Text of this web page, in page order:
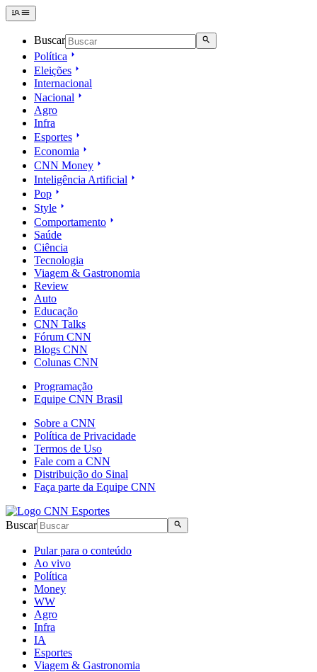
Buscar
Política
Eleições
Internacional
Nacional
Agro
Infra
Esportes
Economia
CNN Money
Inteligência Artificial
Pop
Style
Comportamento
Saúde
Ciência
Tecnologia
Viagem & Gastronomia
Review
Auto
Educação
CNN Talks
Fórum CNN
Blogs CNN
Colunas CNN
Programação
Equipe CNN Brasil
Sobre a CNN
Política de Privacidade
Termos de Uso
Fale com a CNN
Distribuição do Sinal
Faça parte da Equipe CNN
Buscar
Pular para o conteúdo
Ao vivo
Política
Money
WW
Agro
Infra
IA
Esportes
Viagem & Gastronomia